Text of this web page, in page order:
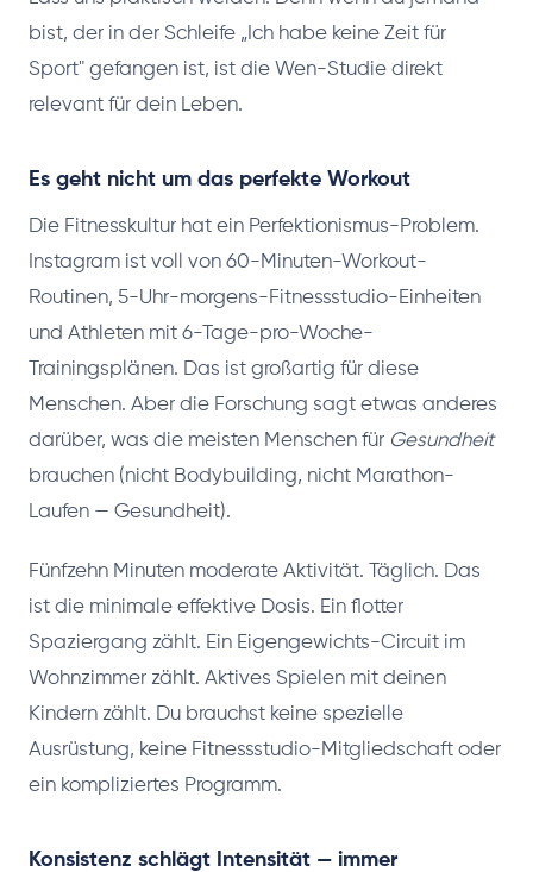
bist, der in der Schleife „Ich habe keine Zeit für
Sport" gefangen ist, ist die Wen-Studie direkt
relevant für dein Leben.
Es geht nicht um das perfekte Workout
Die Fitnesskultur hat ein Perfektionismus-Problem.
Instagram ist voll von 60-Minuten-Workout-
Routinen, 5-Uhr-morgens-Fitnessstudio-Einheiten
und Athleten mit 6-Tage-pro-Woche-
Trainingsplänen. Das ist großartig für diese
Menschen. Aber die Forschung sagt etwas anderes
darüber, was die meisten Menschen für Gesundheit
brauchen (nicht Bodybuilding, nicht Marathon-
Laufen — Gesundheit).
Fünfzehn Minuten moderate Aktivität. Täglich. Das
ist die minimale effektive Dosis. Ein flotter
Spaziergang zählt. Ein Eigengewichts-Circuit im
Wohnzimmer zählt. Aktives Spielen mit deinen
Kindern zählt. Du brauchst keine spezielle
Ausrüstung, keine Fitnessstudio-Mitgliedschaft oder
ein kompliziertes Programm.
Konsistenz schlägt Intensität — immer